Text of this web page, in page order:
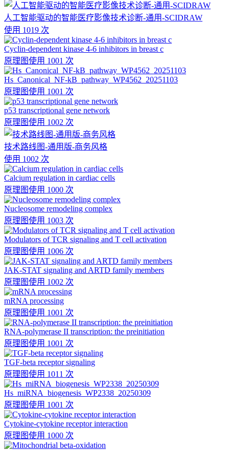
人工智能驱动的智能医疗影像技术诊断-通用-SCIDRAW
使用 1019 次
Cyclin-dependent kinase 4-6 inhibitors in breast c
原理图使用 1001 次
Hs_Canonical_NF-kB_pathway_WP4562_20251103
原理图使用 1001 次
p53 transcriptional gene network
原理图使用 1002 次
技术路线图-通用版-商务风格
使用 1002 次
Calcium regulation in cardiac cells
原理图使用 1000 次
Nucleosome remodeling complex
原理图使用 1003 次
Modulators of TCR signaling and T cell activation
原理图使用 1006 次
JAK-STAT signaling and ARTD family members
原理图使用 1002 次
mRNA processing
原理图使用 1001 次
RNA-polymerase II transcription: the preinitiation
原理图使用 1001 次
TGF-beta receptor signaling
原理图使用 1011 次
Hs_miRNA_biogenesis_WP2338_20250309
原理图使用 1001 次
Cytokine-cytokine receptor interaction
原理图使用 1000 次